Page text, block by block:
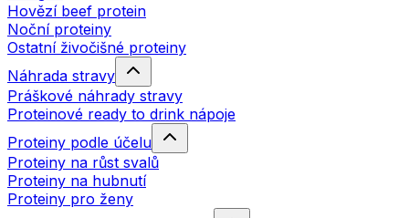
Hovězí beef protein
Noční proteiny
Ostatní živočišné proteiny
Náhrada stravy
Práškové náhrady stravy
Proteinové ready to drink nápoje
Proteiny podle účelu
Proteiny na růst svalů
Proteiny na hubnutí
Proteiny pro ženy